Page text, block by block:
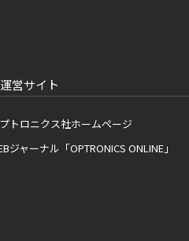
運営サイト
トロニクス社ホームページ
ジャーナル「OPTRONICS ONLINE」